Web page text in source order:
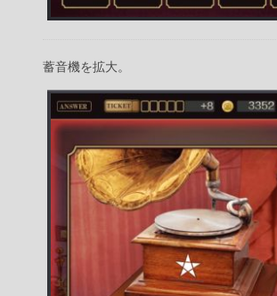
蓄音機を拡大。